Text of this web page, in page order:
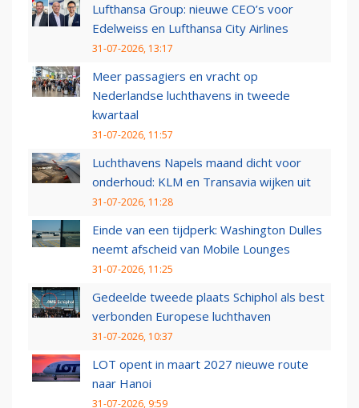
Lufthansa Group: nieuwe CEO’s voor
Edelweiss en Lufthansa City Airlines
31-07-2026, 13:17
Meer passagiers en vracht op
Nederlandse luchthavens in tweede
kwartaal
31-07-2026, 11:57
Luchthavens Napels maand dicht voor
onderhoud: KLM en Transavia wijken uit
31-07-2026, 11:28
Einde van een tijdperk: Washington Dulles
neemt afscheid van Mobile Lounges
31-07-2026, 11:25
Gedeelde tweede plaats Schiphol als best
verbonden Europese luchthaven
31-07-2026, 10:37
LOT opent in maart 2027 nieuwe route
naar Hanoi
31-07-2026, 9:59